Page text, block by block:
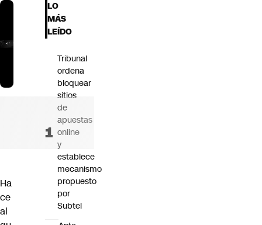
Ha
ce
al
LO
MÁS
LEÍDO
Tribunal
ordena
bloquear
sitios
de
apuestas
online
y
establece
mecanismo
propuesto
por
Subtel